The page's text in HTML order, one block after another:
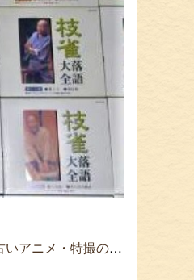
香川県で古いアニメ・特撮のカセットテープを買取 Dr スランプ アラレちゃん ≫